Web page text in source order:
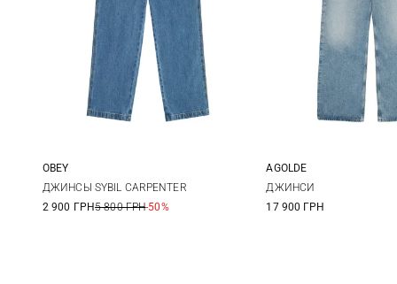
25 26 27
OBEY
ДЖИНСЫ SYBIL CARPENTER
2 900 ГРН5 800 ГРН-50%
24
AGOLDE
ДЖИНСИ
17 900 ГРН